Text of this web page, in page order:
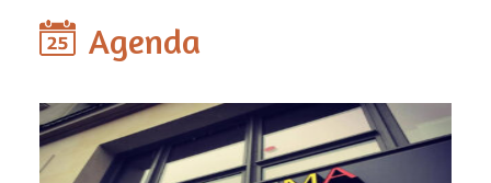
Agenda